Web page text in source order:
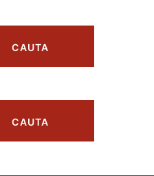
CAUTA
CAUTA